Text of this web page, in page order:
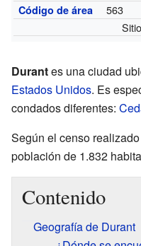
Código de área
563
Durantes una ciudad
Estados Unidos. Es
condados diferentes:
Según el censo
población de 1.832
Contenido
Geografía de Durant